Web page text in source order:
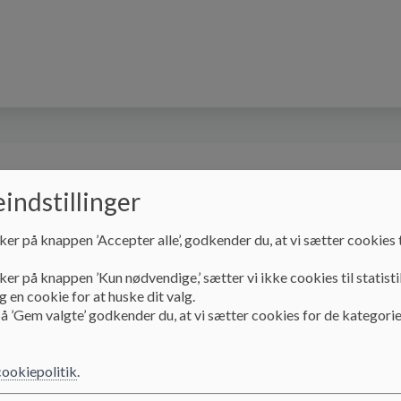
Om skolen
Vores skole Skoleudviklingssamtale
Alle skoler arbejder med skoleudvikling via blandt andet
på knappen ’Accepter alle’, godkender du, at vi sætter
på knappen ’Kun nødvendige,’ sætter vi ikke cookies til
en cookie for at huske dit valg.
’Gem valgte’ godkender du, at vi sætter cookies for de
.